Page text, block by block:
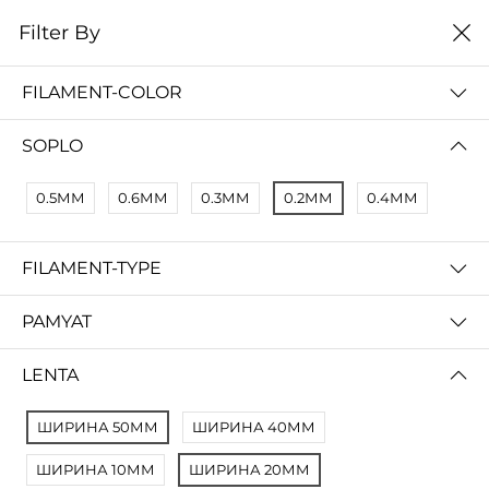
0
No Results
Not Found Filters2
Filter By
FILAMENT-COLOR
SOPLO
0.5ММ 0.6ММ 0.3ММ 0.2ММ 0.4ММ
FILAMENT-TYPE
PAMYAT
LENTA
ШИРИНА 50ММ ШИРИНА 40ММ
ШИРИНА 10ММ ШИРИНА 20ММ